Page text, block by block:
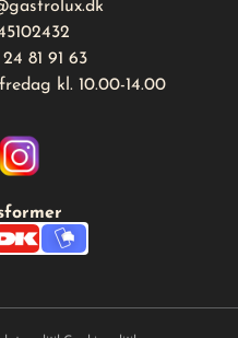
81 91 63
kl. 10.00-14.00